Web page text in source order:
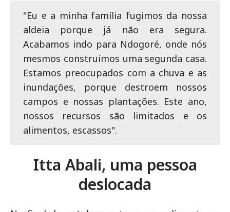
"Eu e a minha família fugimos da nossa
aldeia porque já não era segura.
Acabamos indo para Ndogoré, onde nós
mesmos construímos uma segunda casa.
Estamos preocupados com a chuva e as
inundações, porque destroem nossos
campos e nossas plantações. Este ano,
nossos recursos são limitados e os
alimentos, escassos".
Itta Abali, uma pessoa
deslocada